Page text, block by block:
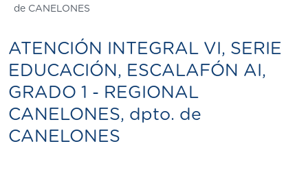
de CANELONES
ATENCIÓN INTEGRAL VI, SERIE
EDUCACIÓN, ESCALAFÓN AI,
GRADO 1 - REGIONAL
CANELONES, dpto. de
CANELONES